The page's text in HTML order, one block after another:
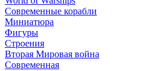
Современные корабли
Миниатюра
Фигуры
Строения
Вторая Мировая война
Современная